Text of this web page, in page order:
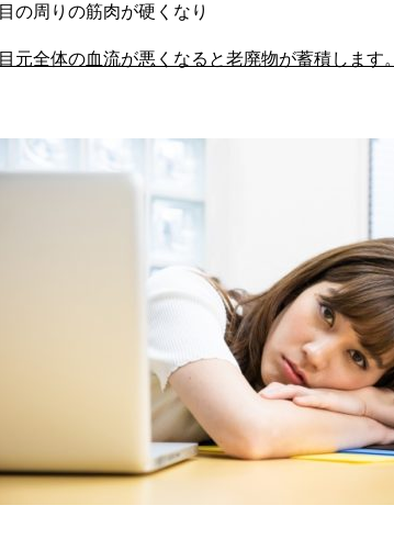
目の周りの筋肉が硬くなり
目元全体の血流が悪くなると老廃物が蓄積します。